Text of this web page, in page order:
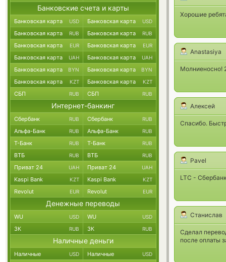
Хорошие
Anastasiya
Молниеносно!
Алексей
Спасибо.
Pavel
LTC -
Станислав
Сделал
после оплаты
Банковские счета и карты
Банковская карта USD Банковская карта USD
Банковская карта RUB Банковская карта RUB
Банковская карта EUR Банковская карта EUR
Банковская карта UAH Банковская карта UAH
Банковская карта BYN Банковская карта BYN
Банковская карта KZT Банковская карта KZT
СБП RUB СБП RUB
Интернет-банкинг
Сбербанк RUB Сбербанк RUB
Альфа-Банк RUB Альфа-Банк RUB
Т-Банк RUB Т-Банк RUB
ВТБ RUB ВТБ RUB
Приват 24 UAH Приват 24 UAH
Kaspi Bank KZT Kaspi Bank KZT
Revolut EUR Revolut EUR
Денежные переводы
WU USD WU USD
ЗК RUB ЗК RUB
Наличные деньги
Наличные USD Наличные USD